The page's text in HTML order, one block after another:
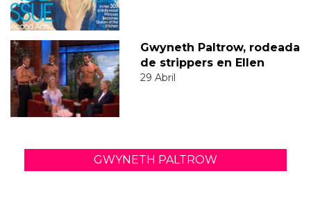
Gwyneth Paltrow, rodeada
de strippers en Ellen
29 Abril
GWYNETH PALTROW